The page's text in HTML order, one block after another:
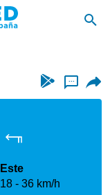
...
Este
18
36 km/h